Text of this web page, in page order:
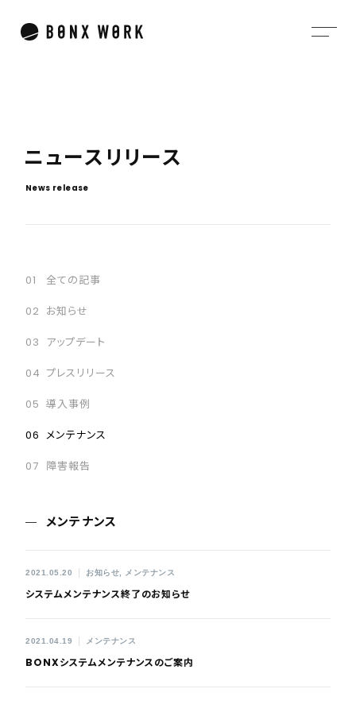
ニュース リ リース
News release
全ての記事
お知らせ
アップデート
プレスリリース
導入事例
メンテナンス
障害報告
メンテナンス
2021.05.20 お知らせ メンテナンス
システムメンテナンス終了のお知らせ
2021.04.19 メンテナンス
BONXシステムメンテナンスのご案内